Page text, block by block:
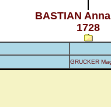
BASTIAN
1728
GRUCKER